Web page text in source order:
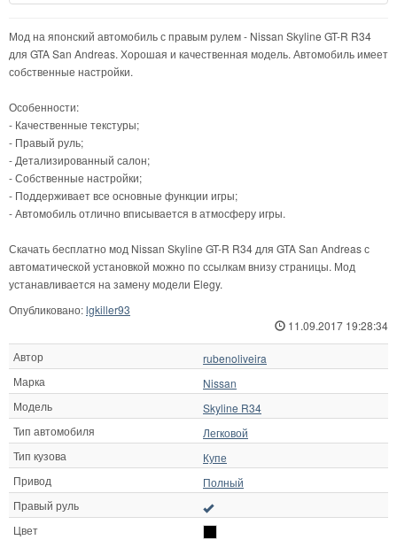
Мод на японский автомобиль с правым рулем - Nissan Skyline GT-R R34
для GTA San Andreas. Хорошая и качественная модель. Автомобиль имеет
собственные настройки.
Особенности:
- Качественные текстуры;
- Правый руль;
- Детализированный салон;
- Собственные настройки;
- Поддерживает все основные функции игры;
- Автомобиль отлично вписывается в атмосферу игры.
Скачать бесплатно мод Nissan Skyline GT-R R34 для GTA San Andreas с
автоматической установкой можно по ссылкам внизу страницы. Мод
устанавливается на замену модели Elegy.
Опубликовано:lgkiller93
11.09.2017 19:28:34
Автор
rubenoliveira
Марка
Nissan
Модель
Skyline R34
Тип автомобиля
Легковой
Тип кузова
Купе
Привод
Полный
Правый руль
Цвет